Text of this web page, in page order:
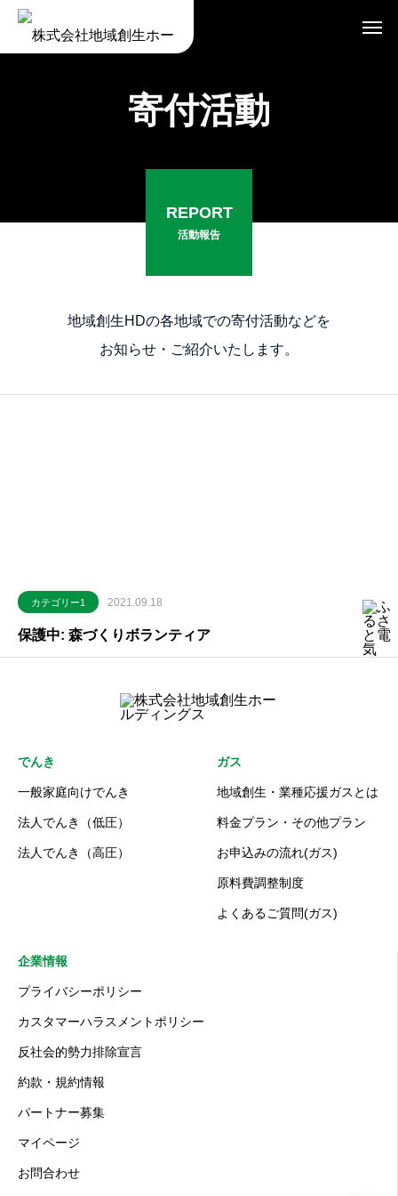
寄付活動
REPORT
活動報告
地域創生HDの各地域での寄付活動などを
お知らせ・ご紹介いたします。
カテゴリー1 2021.09.18
保護中: 森づくりボランティア
でんき
一般家庭向けでんき
法人でんき（低圧）
法人でんき（高圧）
ガス
地域創生・業種応援ガスとは
料金プラン・その他プラン
お申込みの流れ(ガス)
原料費調整制度
よくあるご質問(ガス)
企業情報
プライバシーポリシー
カスタマーハラスメントポリシー
反社会的勢力排除宣言
約款・規約情報
パートナー募集
マイページ
お問合わせ